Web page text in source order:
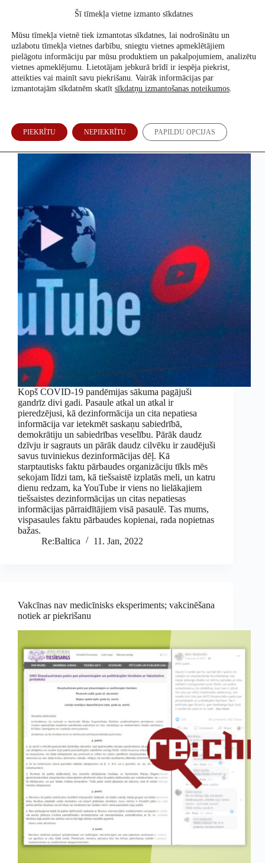
Atbalsti mūs
2022. g. 11. janvāris
Pasaules faktu pārbaudītāju atklātā vēstule YouTube
izpilddirektorei
Kopš COVID-19 pandēmijas sākuma pagājuši
gandrīz divi gadi. Pasaule atkal un atkal ir
pieredzējusi, kā dezinformācija un cita nepatiesa
informācija var ietekmēt saskaņu sabiedrībā,
demokrātiju un sabiedrības veselību. Pārāk daudz
dzīvju ir sagrauts un pārāk daudz cilvēku ir zaudējuši
savus tuviniekus dezinformācijas dēļ. Kā
starptautisks faktu pārbaudes organizāciju tīkls mēs
sekojam līdzi tam, kā tiešsaistē izplatās meli, un katru
dienu redzam, ka YouTube ir viens no lielākajiem
tiešsaistes dezinformācijas un citas nepatiesas
informācijas pārraidītājiem visā pasaulē. Tas mums,
vispasaules faktu pārbaudes kopienai, rada nopietnas
bažas.
Re:Baltica
11. Jan, 2022
Vakcīnas nav medicīnisks eksperiments; vakcinēšana
notiek ar piekrišanu
Šī tīmekļa vietne izmanto sīkdatnes
Mūsu tīmekļa vietnē tiek izmantotas sīkdatnes, lai nodrošinātu un
uzlabotu tīmekļa vietnes darbību, sniegtu vietnes apmeklētājiem
pielāgotu informāciju par mūsu produktiem un pakalpojumiem, analizētu
vietnes apmeklējumu. Lietotājam jebkurā brīdī ir iespēja piekrist,
atteikties vai mainīt savu piekrišanu. Vairāk informācijas par
izmantotajām sīkdatnēm skatīt sīkdatņu izmantošanas noteikumos.
PIEKRĪTU NEPIEKRĪTU PAPILDU OPCIJAS